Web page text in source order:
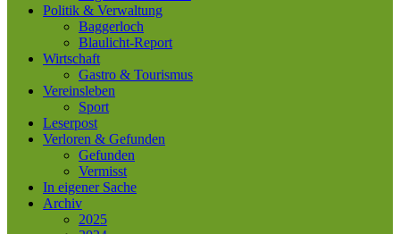
Politik & Verwaltung
Baggerloch
Blaulicht-Report
Wirtschaft
Gastro & Tourismus
Vereinsleben
Sport
Leserpost
Verloren & Gefunden
Gefunden
Vermisst
In eigener Sache
Archiv
2025